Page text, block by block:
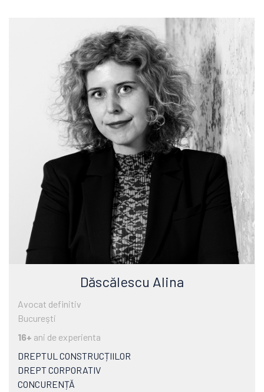
Dăscălescu Alina
Avocat definitiv
Bucureşti
16+ ani de experienta
DREPTUL CONSTRUCȚIILOR
DREPT CORPORATIV
CONCURENȚĂ